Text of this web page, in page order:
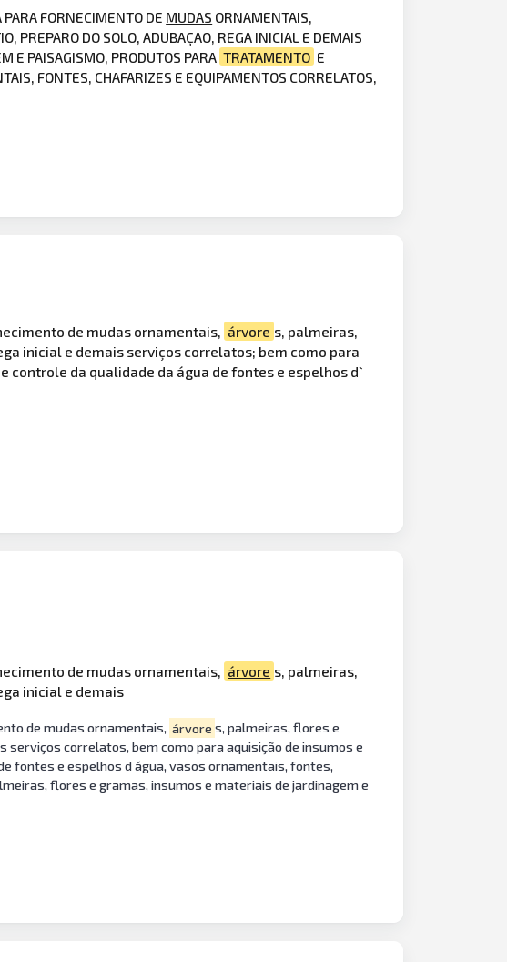
FORNECIMENTO DE MUDAS ORNAMENTAIS,
PREPARO DO SOLO, ADUBAÇAO, REGA INICIAL E DEMAIS
E PAISAGISMO, PRODUTOS PARA TRATAMENTO E
FONTES, CHAFARIZES E EQUIPAMENTOS CORRELATOS,
de mudas ornamentais, árvore s, palmeiras,
inicial e demais serviços correlatos; bem como para
e controle da qualidade da água de fontes e espelhos d`
de mudas ornamentais, árvore s, palmeiras,
inicial e demais
de mudas ornamentais, árvore s, palmeiras, flores e
serviços correlatos, bem como para aquisição de insumos e
fontes e espelhos d água, vasos ornamentais, fontes,
flores e gramas, insumos e materiais de jardinagem e